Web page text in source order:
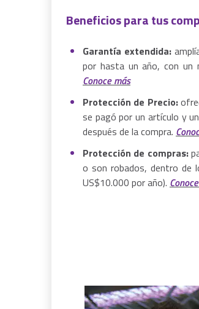
Beneficios para tus
Garantía extendida:
por hasta un año, con un
Conoce más
Protección de Precio:
se pagó por un artículo y
después de la compra.
Protección de compras:
o son robados, dentro de
US$10.000 por año).